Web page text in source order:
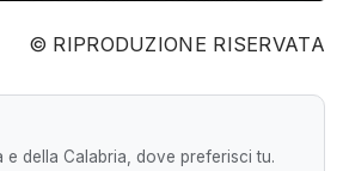
© RIPRODUZIONE RISERVATA
e della Calabria, dove preferisci tu.